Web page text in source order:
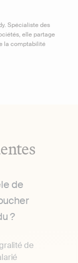
Spécialiste des
elle partage
la comptabilité
de
?
de